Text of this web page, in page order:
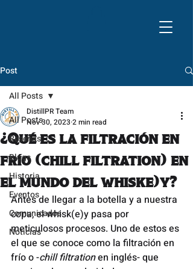
Post
All Posts
Reseñas
Blogs
Historia
Eventos
Comunicados
Noticias
All Posts
¿Qué es la filtración en
frío (chill filtration) en
el mundo del whiske)y?
DistillPR Team
Nov 30, 2023 2 min read
Antes de llegar a la botella y a nuestra
copa, el whisk(e)y pasa por
meticulosos procesos. Uno de estos es
el que se conoce como la filtración en
frío o -chill filtration en inglés- que